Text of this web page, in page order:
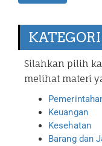
Silahkan pilih
melihat materi
Keuangan
Kesehatan
Barang dan